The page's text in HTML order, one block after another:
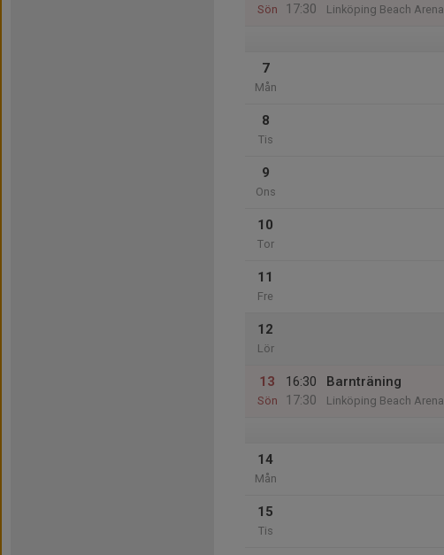
Sön
17:30
Linköping Beach Arena
7
Mån
8
Tis
9
Ons
10
Tor
11
Fre
12
Lör
13
Sön
16:30
17:30
Barnträning
Linköping Beach Arena
14
Mån
15
Tis